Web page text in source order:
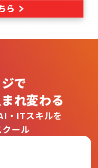
で
れ変わる
・ITスキルを
ール